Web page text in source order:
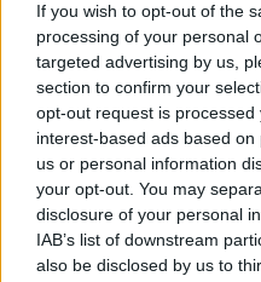
If you wish to opt-out of the
processing of your personal
targeted advertising by us,
section to confirm your
opt-out request is
interest-based ads based
us or personal information
your opt-out. You may
disclosure of your personal
IAB’s list of downstream
also be disclosed by us to
Παράλληλα,
Νοσοκομείου στην
ιδιαίτερης
υγειονομικών
περιοχής και τη
υπηρεσιών υγείας
τους επισκέπτες.